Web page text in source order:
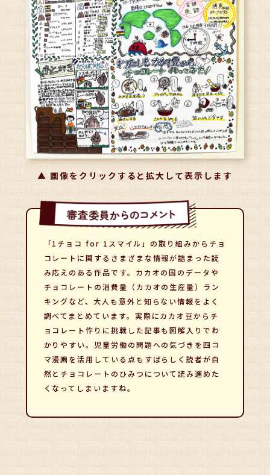
▲ 画像をクリックすると拡大して表示します
「1チョコ for 1スマイル」の取り組みからチョ
コレートに関するさまざまな情報が詰まった読
み応えのある作品です。カカオの国のデータや
チョコレートの消費量（カカオの生産量）ラン
キングなど、大人も意外と知らない情報をよく
調べてまとめています。実際にカカオ豆からチ
ョコレート作りに挑戦した記事も図解入りでわ
かりやすい。児童労働の問題への気づきを四コ
マ漫画を活用している点もすばらしく読者が自
然とチョコレートのひみつについて読み進めた
くなってしまいますね。